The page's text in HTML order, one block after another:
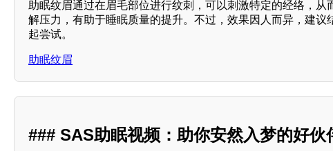
助眠纹眉通过在眉毛部位进行纹刺，可以刺激特定的经络，从
解压力，有助于睡眠质量的提升。不过，效果因人而异，建议
起尝试。
助眠纹眉
### SAS助眠视频：助你安然入梦的好伙